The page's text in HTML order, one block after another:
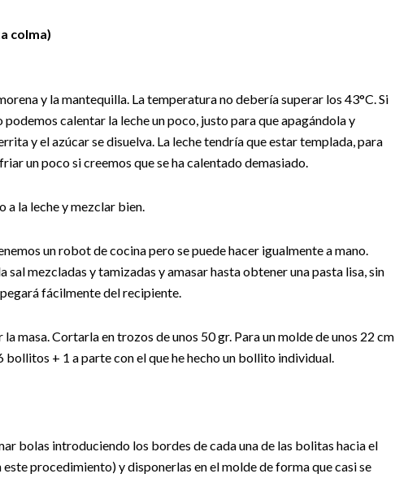
colma)
y la mantequilla. La temperatura no debería superar los 43°C. Si
calentar la leche un poco, justo para que apagándola y
y el azúcar se disuelva. La leche tendría que estar templada, para
un poco si creemos que se ha calentado demasiado.
a la leche y mezclar bien.
un robot de cocina pero se puede hacer igualmente a mano.
sal mezcladas y tamizadas y amasar hasta obtener una pasta lisa, sin
fácilmente del recipiente.
masa. Cortarla en trozos de unos 50 gr. Para un molde de unos 22 cm
bollitos + 1 a parte con el que he hecho un bollito individual.
bolas introduciendo los bordes de cada una de las bolitas hacia el
procedimiento) y disponerlas en el molde de forma que casi se